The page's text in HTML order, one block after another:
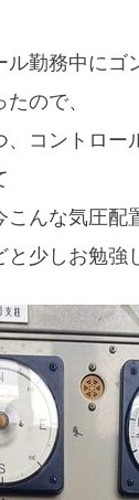
ル勤務中にゴ
ので、
、コントロー
こんな気圧
少しお勉強